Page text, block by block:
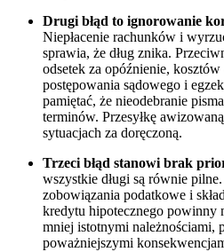
Drugi błąd to ignorowanie
Niepłacenie rachunków i
sprawia, że dług znika.
odsetek za opóźnienie,
postępowania sądowego i
pamiętać, że nieodebranie
terminów. Przesyłkę
sytuacjach za doręczoną.
Trzeci błąd stanowi brak
wszystkie długi są równie
zobowiązania podatkowe i
kredytu hipotecznego powinny
mniej istotnymi należnościami,
poważniejszymi